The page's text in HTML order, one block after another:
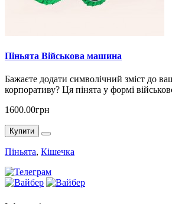
Піньята Військова машина
Бажаєте додати символічний зміст до
корпоративу? Ця пінята у формі
1600.00грн
Купити
Піньята, Кішечка